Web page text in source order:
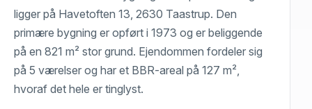
ligger på Havetoften 13, 2630 Taastrup. Den
primære bygning er opført i 1973 og er beliggende
på en 821 m² stor grund. Ejendommen fordeler sig
på 5 værelser og har et BBR-areal på 127 m²,
hvoraf det hele er tinglyst.